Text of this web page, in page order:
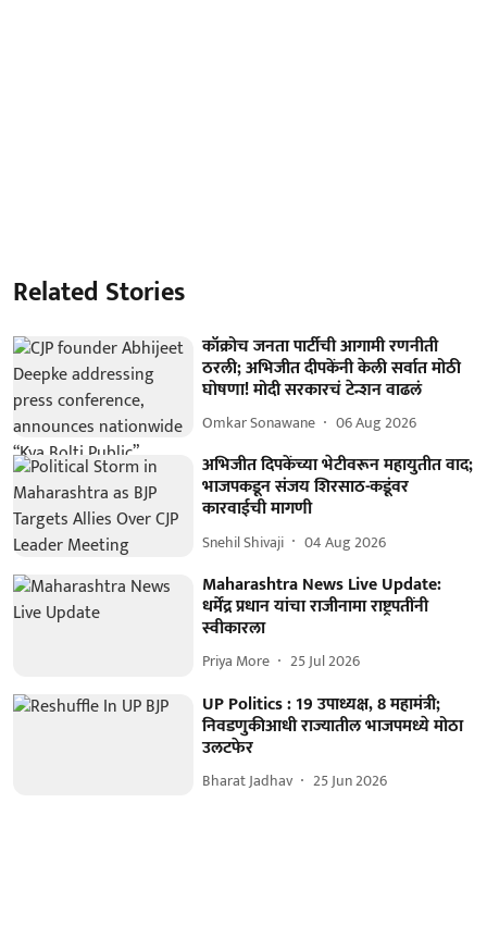
Related Stories
कॉक्रोच जनता पार्टीची आगामी रणनीती
ठरली; अभिजीत दीपकेंनी केली सर्वात मोठी
घोषणा! मोदी सरकारचं टेन्शन वाढलं
Omkar Sonawane 06 Aug 2026
अभिजीत दिपकेंच्या भेटीवरून महायुतीत वाद;
भाजपकडून संजय शिरसाठ-कडूंवर
कारवाईची मागणी
Snehil Shivaji 04 Aug 2026
Maharashtra News Live Update:
धर्मेंद्र प्रधान यांचा राजीनामा राष्ट्रपतींनी
स्वीकारला
Priya More 25 Jul 2026
UP Politics : 19 उपाध्यक्ष, 8 महामंत्री;
निवडणुकीआधी राज्यातील भाजपमध्ये मोठा
उलटफेर
Bharat Jadhav 25 Jun 2026